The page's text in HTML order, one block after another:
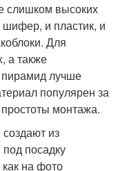
слишком высоких
и пластик, и
Для
а также
лучше
популярен за
монтажа.
из
посадку
на фото